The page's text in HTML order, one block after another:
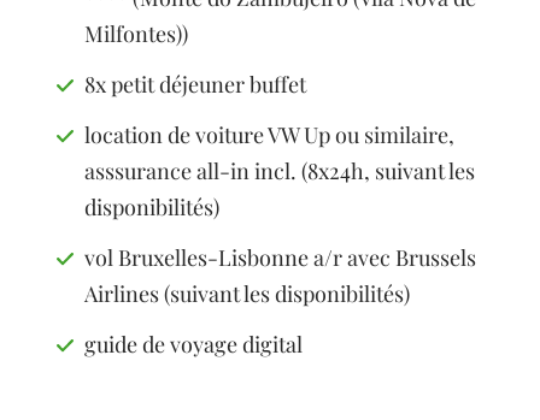
Milfontes))
8x petit déjeuner buffet
location de voiture VW Up ou similaire,
asssurance all-in incl. (8x24h, suivant les
disponibilités)
vol Bruxelles-Lisbonne a/r avec Brussels
Airlines (suivant les disponibilités)
guide de voyage digital